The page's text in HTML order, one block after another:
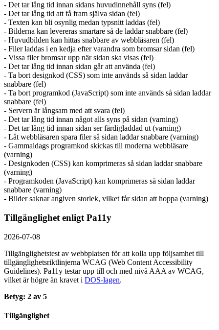
- Det tar lång tid innan sidans huvudinnehåll syns (fel)
- Det tar lång tid att få fram själva sidan (fel)
- Texten kan bli osynlig medan typsnitt laddas (fel)
- Bilderna kan levereras smartare så de laddar snabbare (fel)
- Huvudbilden kan hittas snabbare av webbläsaren (fel)
- Filer laddas i en kedja efter varandra som bromsar sidan (fel)
- Vissa filer bromsar upp när sidan ska visas (fel)
- Det tar lång tid innan sidan går att använda (fel)
- Ta bort designkod (CSS) som inte används så sidan laddar
snabbare (fel)
- Ta bort programkod (JavaScript) som inte används så sidan laddar
snabbare (fel)
- Servern är långsam med att svara (fel)
- Det tar lång tid innan något alls syns på sidan (varning)
- Det tar lång tid innan sidan ser färdigladdad ut (varning)
- Låt webbläsaren spara filer så sidan laddar snabbare (varning)
- Gammaldags programkod skickas till moderna webbläsare
(varning)
- Designkoden (CSS) kan komprimeras så sidan laddar snabbare
(varning)
- Programkoden (JavaScript) kan komprimeras så sidan laddar
snabbare (varning)
- Bilder saknar angiven storlek, vilket får sidan att hoppa (varning)
Tillgänglighet enligt Pa11y
2026-07-08
Tillgänglighetstest av webbplatsen för att kolla upp följsamhet till
tillgänglighets­riktlinjerna WCAG (Web Content Accessibility
Guidelines). Pa11y testar upp till och med nivå AAA av WCAG,
vilket är högre än kravet i DOS-lagen.
Betyg: 2 av 5
Tillgänglighet